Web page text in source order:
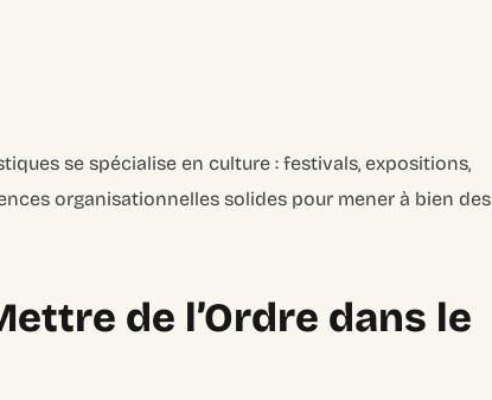
se spécialise en culture : festivals, expositions,
organisationnelles solides pour mener à bien des
de l’Ordre dans le